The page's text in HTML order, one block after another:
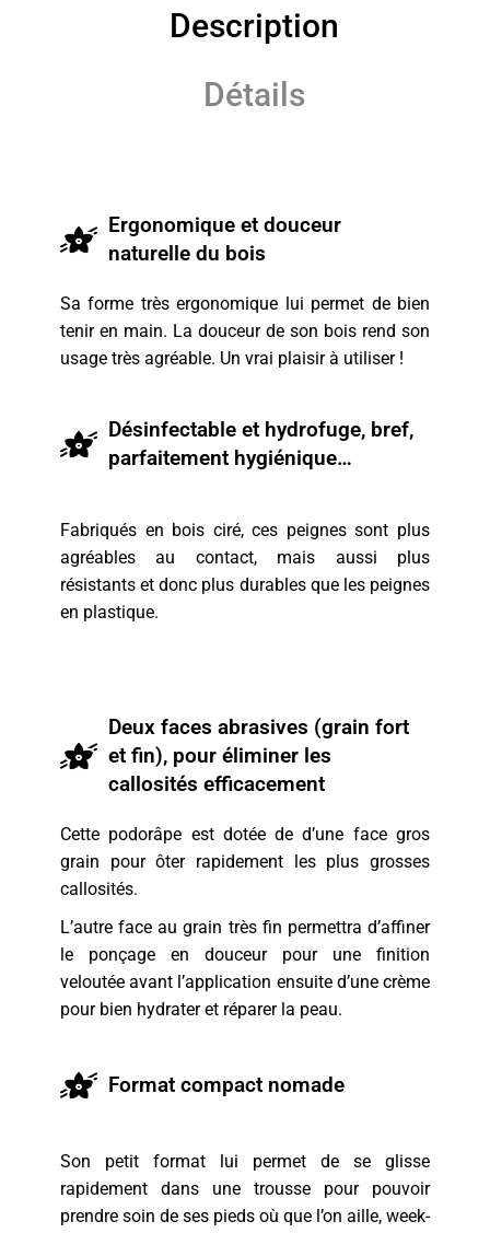
Description
Détails
Ergonomique et douceur
naturelle du bois
Sa forme très ergonomique lui permet de bien
tenir en main. La douceur de son bois rend son
usage très agréable. Un vrai plaisir à utiliser !
Désinfectable et hydrofuge, bref,
parfaitement hygiénique…
Fabriqués en bois ciré, ces peignes sont plus
agréables au contact, mais aussi plus
résistants et donc plus durables que les peignes
en plastique.
Deux faces abrasives (grain fort
et fin), pour éliminer les
callosités efficacement
Cette podorâpe est dotée de d’une face gros
grain pour ôter rapidement les plus grosses
callosités.
L’autre face au grain très fin permettra d’affiner
le ponçage en douceur pour une finition
veloutée avant l’application ensuite d’une crème
pour bien hydrater et réparer la peau.
Format compact nomade
Son petit format lui permet de se glisse
rapidement dans une trousse pour pouvoir
prendre soin de ses pieds où que l’on aille, week-